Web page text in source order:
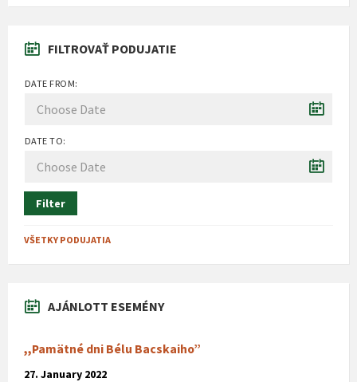
FILTROVAŤ PODUJATIE
DATE FROM:
DATE TO:
Filter
VŠETKY PODUJATIA
AJÁNLOTT ESEMÉNY
,,Pamätné dni Bélu Bacskaiho”
27. January 2022